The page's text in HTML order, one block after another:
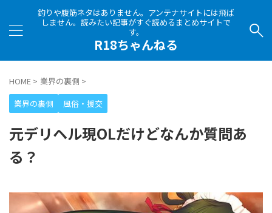
釣りや腹筋ネタはありません。アンテナサイトには飛ば
しません。読みたい記事がすぐ読めるまとめサイトで
す。
R18ちゃんねる
HOME > 業界の裏側 >
業界の裏側
風俗・援交
元デリヘル現OLだけどなんか質問あ
る？